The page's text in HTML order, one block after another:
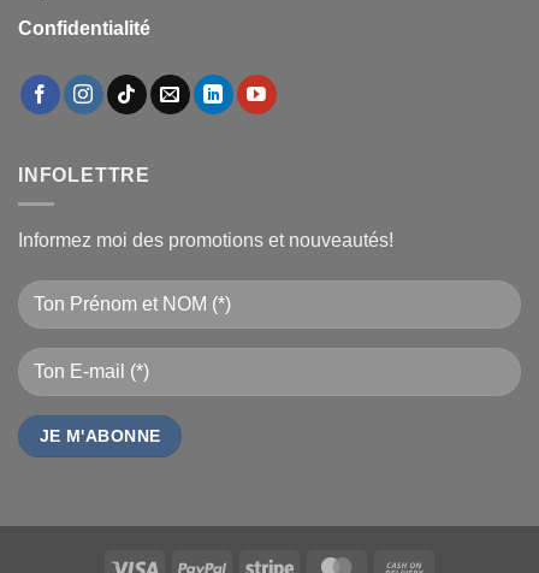
Confidentialité
INFOLETTRE
Informez moi des promotions et nouveautés!
Visa PayPal Stripe MasterCard